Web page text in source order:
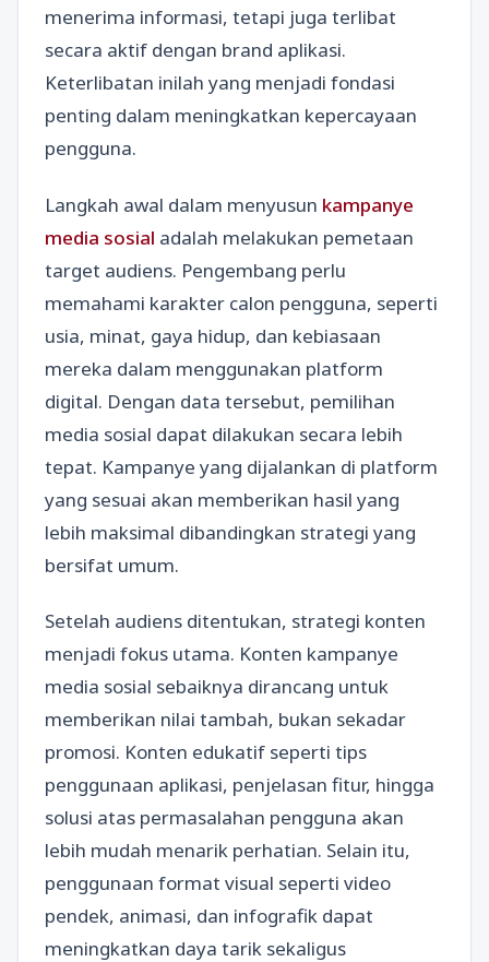
menerima informasi, tetapi juga terlibat
secara aktif dengan brand aplikasi.
Keterlibatan inilah yang menjadi fondasi
penting dalam meningkatkan kepercayaan
pengguna.
Langkah awal dalam menyusun kampanye
media sosial adalah melakukan pemetaan
target audiens. Pengembang perlu
memahami karakter calon pengguna, seperti
usia, minat, gaya hidup, dan kebiasaan
mereka dalam menggunakan platform
digital. Dengan data tersebut, pemilihan
media sosial dapat dilakukan secara lebih
tepat. Kampanye yang dijalankan di platform
yang sesuai akan memberikan hasil yang
lebih maksimal dibandingkan strategi yang
bersifat umum.
Setelah audiens ditentukan, strategi konten
menjadi fokus utama. Konten kampanye
media sosial sebaiknya dirancang untuk
memberikan nilai tambah, bukan sekadar
promosi. Konten edukatif seperti tips
penggunaan aplikasi, penjelasan fitur, hingga
solusi atas permasalahan pengguna akan
lebih mudah menarik perhatian. Selain itu,
penggunaan format visual seperti video
pendek, animasi, dan infografik dapat
meningkatkan daya tarik sekaligus